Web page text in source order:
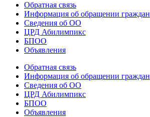
Обратная связь
Информация об обращении граждан
Сведения об ОО
ЦРД Абилимпикс
БПОО
Объявления
Обратная связь
Информация об обращении граждан
Сведения об ОО
ЦРД Абилимпикс
БПОО
Объявления